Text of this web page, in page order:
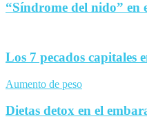
“Síndrome del nido” en
Los 7 pecados capitales
Aumento de peso
Dietas detox en el